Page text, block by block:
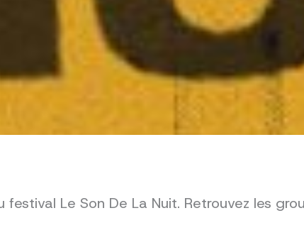
Le Son De La Nuit. Retrouvez les